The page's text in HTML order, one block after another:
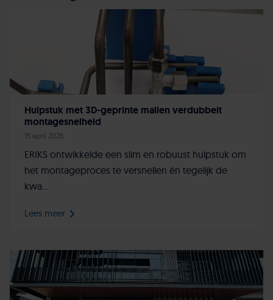
Hulpstuk met 3D-geprinte mallen verdubbelt
montagesnelheid
15 april 2026
ERIKS ontwikkelde een slim en robuust hulpstuk om
het montageproces te versnellen én tegelijk de
kwa...
Lees meer